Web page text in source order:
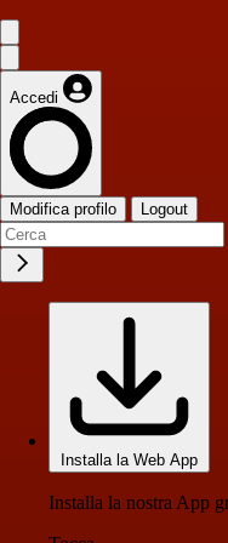
Accedi
Modifica profilo Logout
Installa la Web App
Installa la nostra App